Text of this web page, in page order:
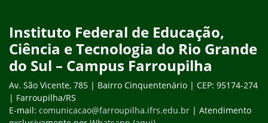
Instituto Federal de Educação,
Ciência e Tecnologia do Rio Grande
do Sul – Campus Farroupilha
Av. São Vicente, 785 | Bairro Cinquentenário | CEP: 95174-274
| Farroupilha/RS
E-mail: comunicacao@farroupilha.ifrs.edu.br | Atendimento